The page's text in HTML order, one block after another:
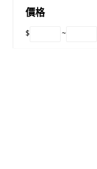
價格
$ ~